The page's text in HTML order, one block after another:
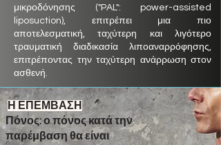
μικροδόνησης ("PAL": power-assisted
liposuction), επιτρέπει μια πιο
αποτελεσματική, ταχύτερη και λιγότερο
τραυματική διαδικασία λιποαναρρόφησης,
επιτρέποντας την ταχύτερη ανάρρωση στον
ασθενή.
Η ΕΠΕΜΒΑΣΗ
Πόνος: ο πόνος κατά την
παρέμβαση θα είναι